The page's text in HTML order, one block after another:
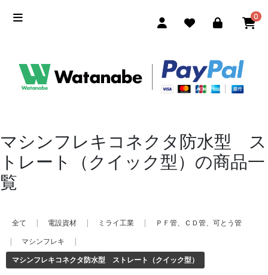
0
マシンフレキコネクタ防水型 ス
トレート（クイック型）の商品一
覧
全て | 電設資材 | ミライ工業 |
ＰＦ管、ＣＤ管、可とう管
|
マシンフレキ
|
マシンフレキコネクタ防水型 ストレート（クイック型）